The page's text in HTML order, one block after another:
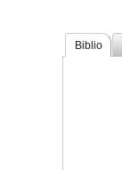
Biblio